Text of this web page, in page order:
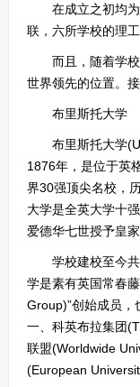
在成立之初均为
联，六所学校的理
而且，随着学校
世界领先的位置。
布里斯托大学
布里斯托大学
1876年，是位于英
界30强顶尖名校，
大学是全英大学十
爱德华七世授予皇
学校建校至今共
学是素有英国常春
Group)”创始成员，
一、科英布拉集团
联盟(Worldwide
(European